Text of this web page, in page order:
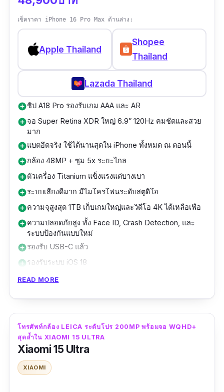
50MP + 50MP + 10MP รองรับ Optical Zoom
จริง 3x และ 5x และดิจิทัลซูมสูงสุด 100x ทำให้มือ
ถือกล้องดีรุ่นนี้เหมาะทั้งถ่ายภาพท่องเที่ยว ถ่าย
กลางคืน หรือแม้แต่ถ่ายดวงจันทร์
หน้าจอ Dynamic AMOLED 2X ขนาดใหญ่ 6.9
นิ้ว ความละเอียด Quad HD+ แสดงผลสีได้สด คม
ชัด ทำให้ทุกภาพที่ถ่ายจากมือถือถ่ายรูปสวยรุ่นนี้ดู
สวยเหมือนต้นฉบับ
รองรับ S Pen สำหรับการจดบันทึก แก้ไขรูป หรือ
วาดภาพ ช่วยให้การใช้งานสมาร์ตโฟนทรงพลังยิ่ง
ขึ้น พร้อมชิป Octa-Core แรงสุด 4.47GHz เพื่อ
กล้องหน้า 12MP พร้อมออโต้โฟกัสและรูรับแสง
F2.2 ช่วยให้การเซลฟี่ชัดเป๊ะในทุกแสง และยังมี
ฟีเจอร์ถ่ายวิดีโอ 8K UHD สูงสุด 60 เฟรมต่อวินาที
ให้คุณเก็บช่วงเวลาสำคัญแบบมือโปร
ตัวเครื่องบางเพียง 8.2 มม. น้ำหนัก 218 กรัม พก
แบตเตอรี่ความจุ 5,000 mAh ใช้งานได้ยาวนาน
สูงสุด 31 ชั่วโมงต่อการชมวิดีโอ และรองรับ Wi-Fi
7 มาตรฐานล่าสุดเพื่อความเร็วสูงสุดในการใช้งาน
อินเทอร์เน็ต
เช็คราคา iPhone 16 Pro Max ด้านล่าง:
Apple Thailand
Shopee
Thailand
Lazada Thailand
add_circleชิป A18 Pro รองรับเกม AAA และ AR
add_circleจอ Super Retina XDR ใหญ่ 6.9” 120Hz คมชัดและสวย
มาก
add_circleแบตอึดจริง ใช้ได้นานสุดใน iPhone ทั้งหมด ณ ตอนนี้
add_circleกล้อง 48MP + ซูม 5x ระยะไกล
add_circleตัวเครื่อง Titanium แข็งแรงแต่บางเบา
add_circleระบบเสียงดีมาก มีไมโครโฟนระดับสตูดิโอ
add_circleความจุสูงสุด 1TB เก็บเกมใหญ่และวิดีโอ 4K ได้เหลือเฟือ
add_circleความปลอดภัยสูง ทั้ง Face ID, Crash Detection, และ
ระบบป้องกันแบบใหม่
add_circleรองรับ USB-C แล้ว
add_circleรองรับระบบ iOS 18
add_circleกันน้ำ กันฝุ่น ระดับ IP68
remove_circleไม่สามารถปรับแต่งประสิทธิภาพเครื่องได้แบบมือถือ
Android
remove_circleราคาสูงมาก เมื่อเทียบกับมือถือ Android ที่มีสเปคใกล้
เคียงในด้านเกม
remove_circleไม่เหมาะกับคนที่อยาก customize UI แบบอิสระเต็มที่
READ MORE
โทรศัพท์กล้อง LEICA ระดับโปร 200MP พร้อมจอ WQHD+
สุดล้ำใน XIAOMI 15 ULTRA
Xiaomi 15 Ultra
XIAOMI